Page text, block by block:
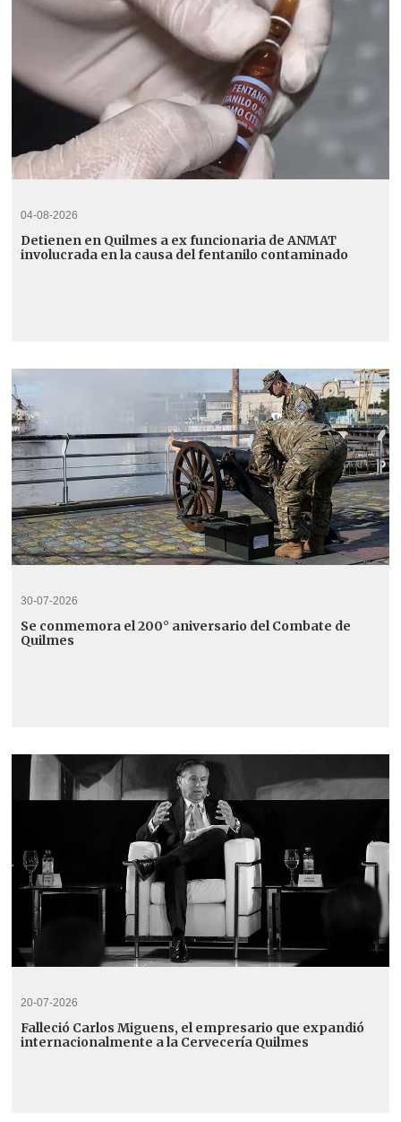
04-08-2026
Detienen en Quilmes a ex funcionaria de ANMAT
involucrada en la causa del fentanilo contaminado
30-07-2026
Se conmemora el 200° aniversario del Combate de
Quilmes
20-07-2026
Falleció Carlos Miguens, el empresario que expandió
internacionalmente a la Cervecería Quilmes